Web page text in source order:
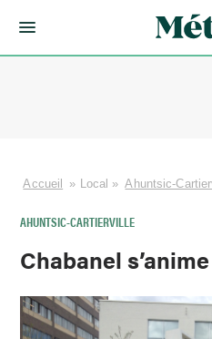
Accueil » Local » Ahuntsic-
AHUNTSIC-CARTIERVILLE
Chabanel